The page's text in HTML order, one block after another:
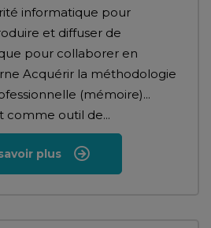
informatique pour
et diffuser de
pour collaborer en
Acquérir la méthodologie
(mémoire)...
comme outil de...
plus